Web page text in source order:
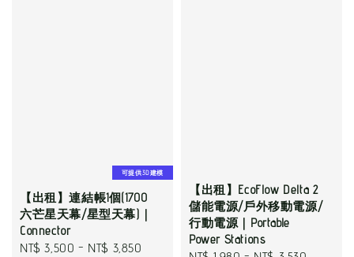
可提供3D建模
【出租】連結帳1個(1700
六芒星天幕/星型天幕)｜
Connector
Regular
NT$ 3,500 - NT$ 3,850
【出租】EcoFlow Delta 2
儲能電源/戶外移動電源/
行動電源｜Portable
Power Stations